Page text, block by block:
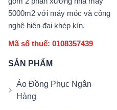
5000m2 với máy móc và công
nghệ hiện đại khép kín.
Mã số thuế: 0108357439
SẢN PHẨM
Áo Đồng Phục Ngân
Hàng